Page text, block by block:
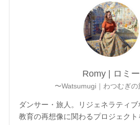
Romy | ロミー
〜Watsumugi｜わつむぎの
ダンサー・旅人。リジェネラティブ
教育の再想像に関わるプロジェクト